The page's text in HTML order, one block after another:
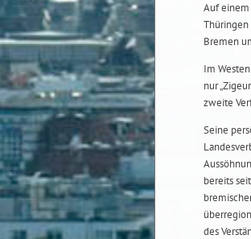
Auf einem
Thüringen
Bremen
Im
nur
zweite
Seine
bereits
des